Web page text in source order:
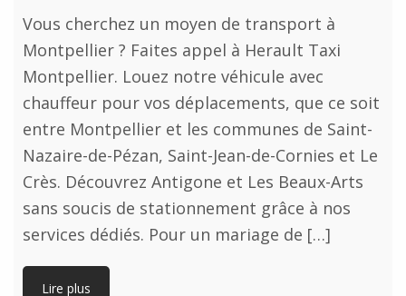
Vous cherchez un moyen de transport à
Montpellier ? Faites appel à Herault Taxi
Montpellier. Louez notre véhicule avec
chauffeur pour vos déplacements, que ce soit
entre Montpellier et les communes de Saint-
Nazaire-de-Pézan, Saint-Jean-de-Cornies et Le
Crès. Découvrez Antigone et Les Beaux-Arts
sans soucis de stationnement grâce à nos
services dédiés. Pour un mariage de […]
Lire plus